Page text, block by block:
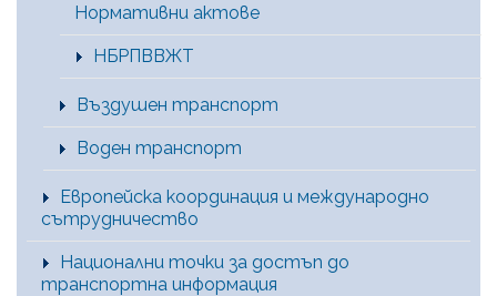
Нормативни актове
НБРПВВЖТ
Въздушен транспорт
Воден транспорт
Европейска координация и международно
сътрудничество
Национални точки за достъп до
транспортна информация